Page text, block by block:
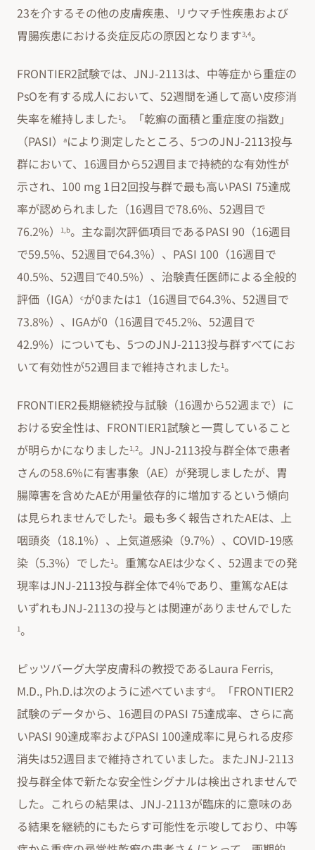
23を介するその他の皮膚疾患、リウマチ性疾患および
胃腸疾患における炎症反応の原因となります3,4。
FRONTIER2試験では、JNJ-2113は、中等症から重症の
PsOを有する成人において、52週間を通して高い皮疹消
失率を維持しました1。「乾癬の面積と重症度の指数」
（PASI）
aにより測定したところ、5つのJNJ-2113投与
群において、16週目から52週目まで持続的な有効性が
示され、100 mg 1日2回投与群で最も高いPASI 75達成
率が認められました（16週目で78.6%、52週目で
76.2%）
1,b。主な副次評価項目であるPASI 90（16週目
で59.5%、52週目で64.3%）、PASI 100（16週目で
40.5%、52週目で40.5%）、治験責任医師による全般的
評価（IGA）
cが0または1（16週目で64.3%、52週目で
73.8%）、IGAが0（16週目で45.2%、52週目で
42.9%）についても、5つのJNJ-2113投与群すべてにお
いて有効性が52週目まで維持されました1。
FRONTIER2長期継続投与試験（16週から52週まで）に
おける安全性は、FRONTIER1試験と一貫していること
が明らかになりました1,2。JNJ-2113投与群全体で患者
さんの58.6%に有害事象（AE）が発現しましたが、胃
腸障害を含めたAEが用量依存的に増加するという傾向
は見られませんでした1。最も多く報告されたAEは、上
咽頭炎（18.1%）、上気道感染（9.7%）、COVID-19感
染（5.3%）でした1。重篤なAEは少なく、52週までの発
現率はJNJ-2113投与群全体で4%であり、重篤なAEは
いずれもJNJ-2113の投与とは関連がありませんでした
1。
ピッツバーグ大学皮膚科の教授であるLaura Ferris,
M.D., Ph.D.は次のように述べていますd。「FRONTIER2
試験のデータから、16週目のPASI 75達成率、さらに高
いPASI 90達成率およびPASI 100達成率に見られる皮疹
消失は52週目まで維持されていました。またJNJ-2113
投与群全体で新たな安全性シグナルは検出されませんで
した。これらの結果は、JNJ-2113が臨床的に意味のあ
る結果を継続的にもたらす可能性を示唆しており、中等